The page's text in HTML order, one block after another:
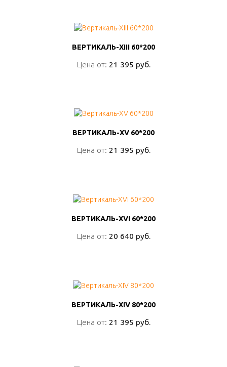
ВЕРТИКАЛЬ-XIII 60*200
Цена от: 21 395 руб.
ВЕРТИКАЛЬ-XIII 60*200
Цена от: 21 395 руб.
ВЕРТИКАЛЬ-XV 60*200
Цена от: 21 395 руб.
ВЕРТИКАЛЬ-XV 60*200
Цена от: 21 395 руб.
ВЕРТИКАЛЬ-XVI 60*200
Цена от: 20 640 руб.
ВЕРТИКАЛЬ-XVI 60*200
Цена от: 20 640 руб.
ВЕРТИКАЛЬ-ХIV 80*200
Цена от: 21 395 руб.
ВЕРТИКАЛЬ-ХIV 80*200
Цена от: 21 395 руб.